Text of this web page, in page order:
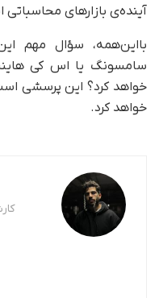
آینده‌ی بازارهای محاسباتی
بااین‌همه، سؤال مهم
سامسونگ یا اس کی
خواهد کرد؟ این پرسشی
خواهد کرد.